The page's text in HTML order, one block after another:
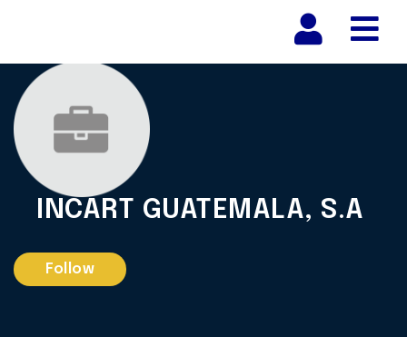
INCART GUATEMALA, S.A
Follow